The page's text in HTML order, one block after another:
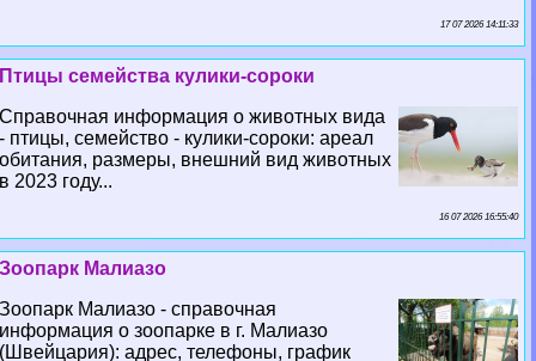
17 07 2026 14:11:33
Птицы семейства кулики-сороки
Справочная информация о животных вида
- птицы, семейство - кулики-сороки: ареал
обитания, размеры, внешний вид животных
в 2023 году...
16 07 2026 16:55:40
Зоопарк Малиазо
Зоопарк Малиазо - справочная
информация о зоопарке в г. Малиазо
(Швейцария): адрес, телефоны, график